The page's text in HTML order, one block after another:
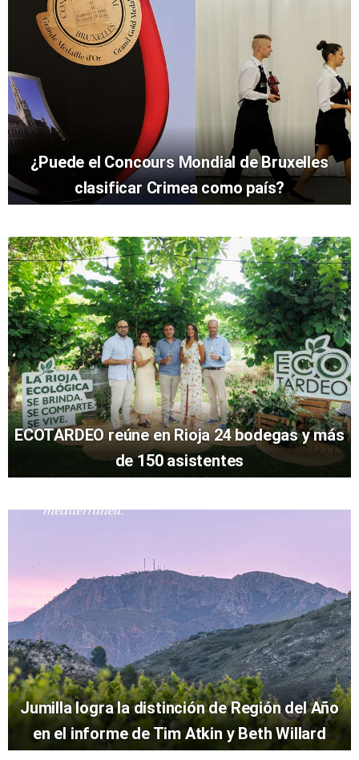
¿Puede el Concours Mondial de Bruxelles
clasificar Crimea como país?
ECOTARDEO reúne en Rioja 24 bodegas y más
de 150 asistentes
Jumilla logra la distinción de Región del Año
en el informe de Tim Atkin y Beth Willard